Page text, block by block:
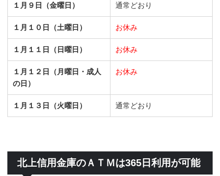
１月９日（金曜日） 通常どおり
１月１０日（土曜日） お休み
１月１１日（日曜日） お休み
１月１２日（月曜日・成人
の日）
お休み
１月１３日（火曜日） 通常どおり
北上信用金庫のＡＴＭは365日利用が可能